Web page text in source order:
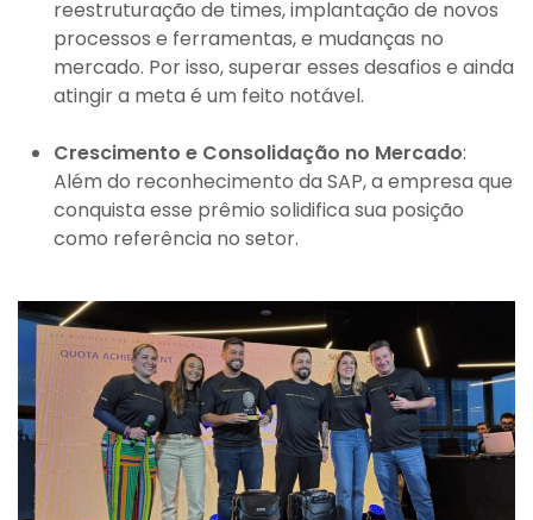
reestruturação de times, implantação de novos
processos e ferramentas, e mudanças no
mercado. Por isso, superar esses desafios e ainda
atingir a meta é um feito notável.
Crescimento e Consolidação no Mercado:
Além do reconhecimento da SAP, a empresa que
conquista esse prêmio solidifica sua posição
como referência no setor.